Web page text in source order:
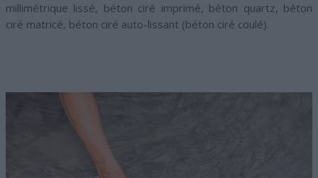
millimétrique lissé, béton ciré imprimé, béton quartz, béton
ciré matricé, béton ciré auto-lissant (béton ciré coulé).